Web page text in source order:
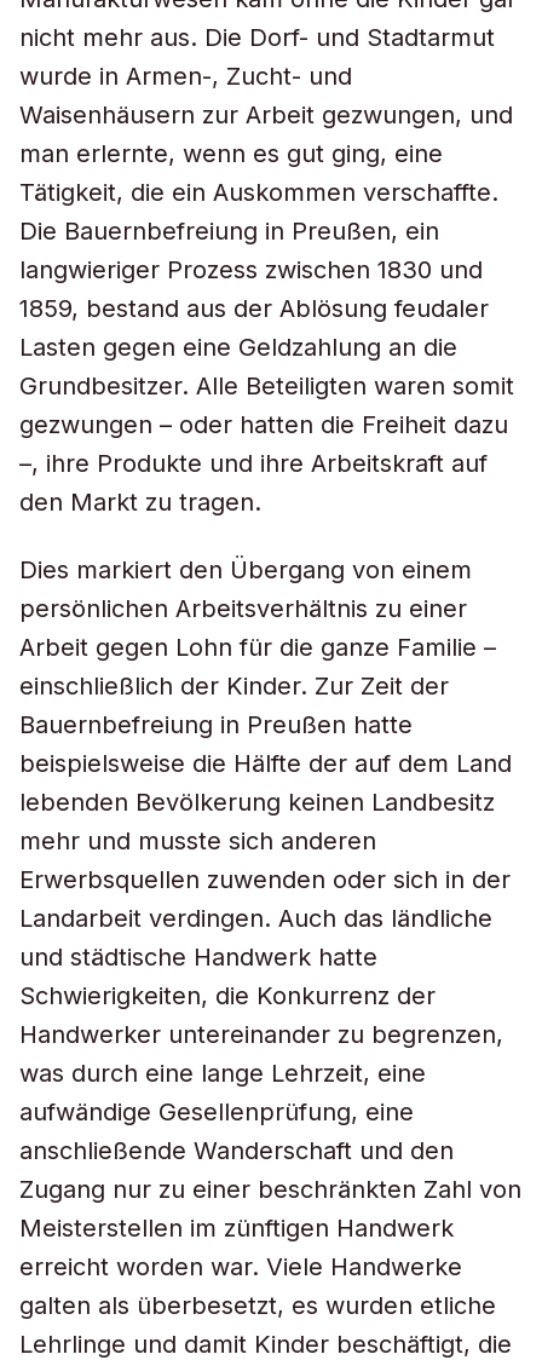
nicht mehr aus. Die Dorf- und Stadtarmut
wurde in Armen-, Zucht- und
Waisenhäusern zur Arbeit gezwungen, und
man erlernte, wenn es gut ging, eine
Tätigkeit, die ein Auskommen verschaffte.
Die Bauernbefreiung in Preußen, ein
langwieriger Prozess zwischen 1830 und
1859, bestand aus der Ablösung feudaler
Lasten gegen eine Geldzahlung an die
Grundbesitzer. Alle Beteiligten waren somit
gezwungen – oder hatten die Freiheit dazu
–, ihre Produkte und ihre Arbeitskraft auf
den Markt zu tragen.
Dies markiert den Übergang von einem
persönlichen Arbeitsverhältnis zu einer
Arbeit gegen Lohn für die ganze Familie –
einschließlich der Kinder. Zur Zeit der
Bauernbefreiung in Preußen hatte
beispielsweise die Hälfte der auf dem Land
lebenden Bevölkerung keinen Landbesitz
mehr und musste sich anderen
Erwerbsquellen zuwenden oder sich in der
Landarbeit verdingen. Auch das ländliche
und städtische Handwerk hatte
Schwierigkeiten, die Konkurrenz der
Handwerker untereinander zu begrenzen,
was durch eine lange Lehrzeit, eine
aufwändige Gesellenprüfung, eine
anschließende Wanderschaft und den
Zugang nur zu einer beschränkten Zahl von
Meisterstellen im zünftigen Handwerk
erreicht worden war. Viele Handwerke
galten als überbesetzt, es wurden etliche
Lehrlinge und damit Kinder beschäftigt, die